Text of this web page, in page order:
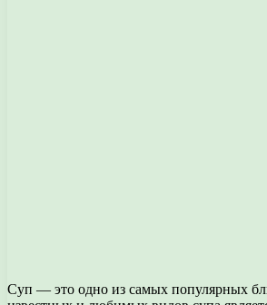
Суп — это одно из самых популярных